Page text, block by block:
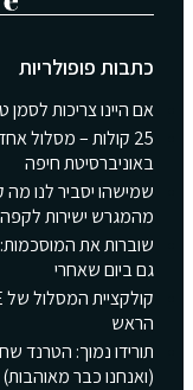
כתבות פופולריות
אם היינו צריכות
25 קולות – מסלול
באוניברסיטת חיפה
שמישהו יסביר לנו מה
מהמגרש ישירות לקפה
שוברות את
גם ביום שאחרי
הראש
תורידו נמוך: הטרנד
(ואנחנו כבר מאוהבות)